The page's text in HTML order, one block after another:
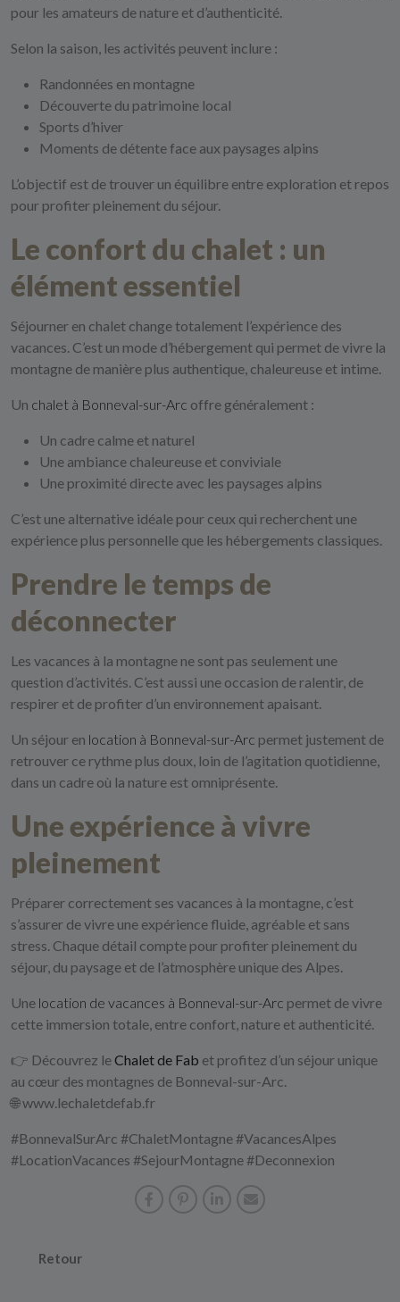
pour les amateurs de nature et d’authenticité.
Selon la saison, les activités peuvent inclure :
Randonnées en montagne
Découverte du patrimoine local
Sports d’hiver
Moments de détente face aux paysages alpins
L’objectif est de trouver un équilibre entre exploration et repos
pour profiter pleinement du séjour.
Le confort du chalet : un
élément essentiel
Séjourner en chalet change totalement l’expérience des
vacances. C’est un mode d’hébergement qui permet de vivre la
montagne de manière plus authentique, chaleureuse et intime.
Un chalet à Bonneval-sur-Arc offre généralement :
Un cadre calme et naturel
Une ambiance chaleureuse et conviviale
Une proximité directe avec les paysages alpins
C’est une alternative idéale pour ceux qui recherchent une
expérience plus personnelle que les hébergements classiques.
Prendre le temps de
déconnecter
Les vacances à la montagne ne sont pas seulement une
question d’activités. C’est aussi une occasion de ralentir, de
respirer et de profiter d’un environnement apaisant.
Un séjour en location à Bonneval-sur-Arc permet justement de
retrouver ce rythme plus doux, loin de l’agitation quotidienne,
dans un cadre où la nature est omniprésente.
Une expérience à vivre
pleinement
Préparer correctement ses vacances à la montagne, c’est
s’assurer de vivre une expérience fluide, agréable et sans
stress. Chaque détail compte pour profiter pleinement du
séjour, du paysage et de l’atmosphère unique des Alpes.
Une location de vacances à Bonneval-sur-Arc permet de vivre
cette immersion totale, entre confort, nature et authenticité.
👉 Découvrez leChalet de Fab et profitez d’un séjour unique
au cœur des montagnes de Bonneval-sur-Arc.
🌐www.lechaletdefab.fr
#BonnevalSurArc #ChaletMontagne #VacancesAlpes
#LocationVacances #SejourMontagne #Deconnexion
Retour